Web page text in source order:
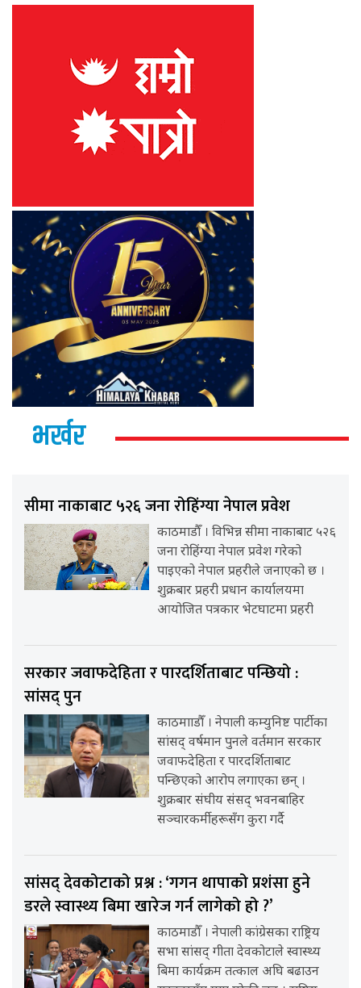
भर्खर
सीमा नाकाबाट ५२६ जना रोहिंग्या नेपाल प्रवेश
काठमाडौँ । विभिन्न सीमा नाकाबाट ५२६
जना रोहिंग्या नेपाल प्रवेश गरेको
पाइएको नेपाल प्रहरीले जनाएको छ ।
शुक्रबार प्रहरी प्रधान कार्यालयमा
आयोजित पत्रकार भेटघाटमा प्रहरी
सरकार जवाफदेहिता र पारदर्शिताबाट पन्छियो :
सांसद् पुन
काठमााडौँ । नेपाली कम्युनिष्ट पार्टीका
सांसद् वर्षमान पुनले वर्तमान सरकार
जवाफदेहिता र पारदर्शिताबाट
पन्छिएको आरोप लगाएका छन् ।
शुक्रबार संघीय संसद् भवनबाहिर
सञ्चारकर्मीहरूसँग कुरा गर्दै
सांसद् देवकोटाको प्रश्न : ‘गगन थापाको प्रशंसा हुने
डरले स्वास्थ्य बिमा खारेज गर्न लागेको हो ?’
काठमाडौँ । नेपाली कांग्रेसका राष्ट्रिय
सभा सांसद् गीता देवकोटाले स्वास्थ्य
बिमा कार्यक्रम तत्काल अघि बढाउन